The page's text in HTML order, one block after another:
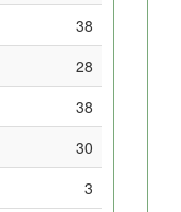
38
28
38
30
3